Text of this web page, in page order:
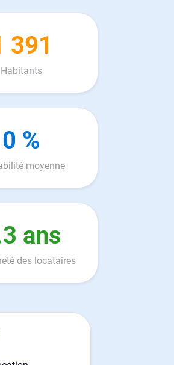
391
Habitants
0 %
moyenne
ans
des locataires